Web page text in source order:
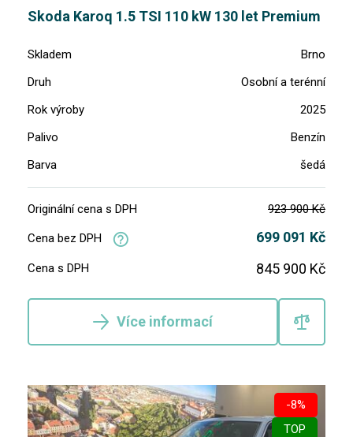
Skoda Karoq 1.5 TSI 110 kW 130 let Premium
Skladem
Brno
Druh
Osobní a terénní
Rok výroby
2025
Palivo
Benzín
Barva
šedá
Originální cena s DPH 923 900 Kč
Cena bez DPH 699 091 Kč
Cena s DPH 845 900 Kč
Více informací
-8%
TOP